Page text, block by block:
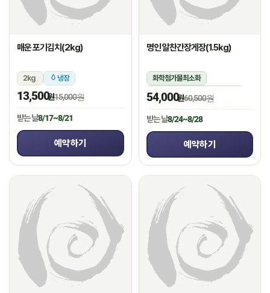
매운 포기김치(2kg)
2kg 냉장
13,500원15,000원
받는 날8/17~8/21
예약하기
명인 알찬간장게장(1.5kg)
화학첨가물최소화
1.5kg(꽃게450g,장물1,050g)
냉장
54,000원60,500원
받는 날8/24~8/28
예약하기